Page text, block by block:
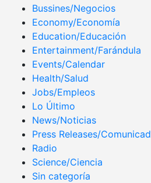
Bussines/Negocios
Economy/Economía
Education/Educación
Entertainment/Farándula
Events/Calendar
Health/Salud
Jobs/Empleos
Lo Último
News/Noticias
Press Releases/
Radio
Science/Ciencia
Sin categoría